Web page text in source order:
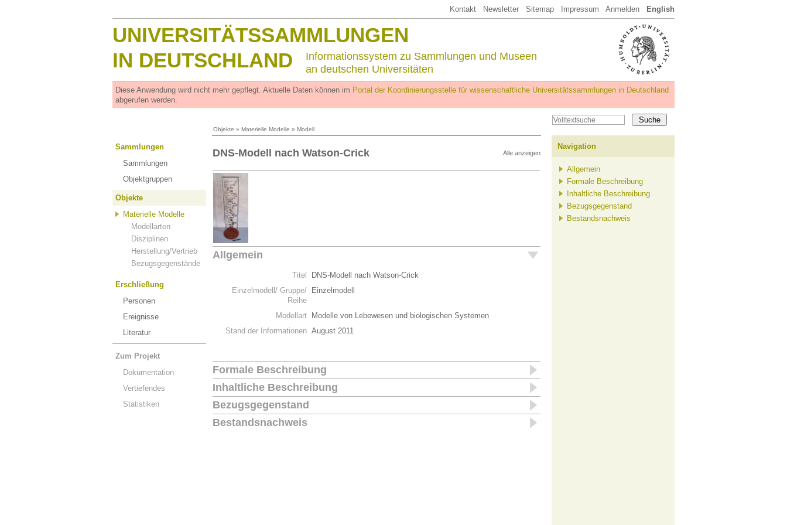
Kontakt Newsletter Sitemap Impressum Anmelden English
UNIVERSITÄTSSAMMLUNGEN
IN DEUTSCHLAND
Informationssystem zu Sammlungen und Museen
an deutschen Universitäten
Diese Anwendung wird nicht mehr gepflegt. Aktuelle Daten können im Portal der Koordinierungsstelle für wissenschaftliche Universitätssammlungen in Deutschland
abgerufen werden.
Objekte » Materielle Modelle » Modell
Sammlungen
Sammlungen
Objektgruppen
Objekte
Materielle Modelle
Modellarten
Disziplinen
Herstellung/Vertrieb
Bezugsgegenstände
Erschließung
Personen
Ereignisse
Literatur
Zum Projekt
Dokumentation
Vertiefendes
Statistiken
Alle anzeigen
DNS-Modell nach Watson-Crick
Allgemein
Titel
DNS-Modell nach Watson-Crick
Einzelmodell/ Gruppe/
Reihe
Einzelmodell
Modellart
Modelle von Lebewesen und biologischen Systemen
Stand der Informationen August 2011
Formale Beschreibung
Inhaltliche Beschreibung
Bezugsgegenstand
Bestandsnachweis
Navigation
Allgemein
Formale Beschreibung
Inhaltliche Beschreibung
Bezugsgegenstand
Bestandsnachweis